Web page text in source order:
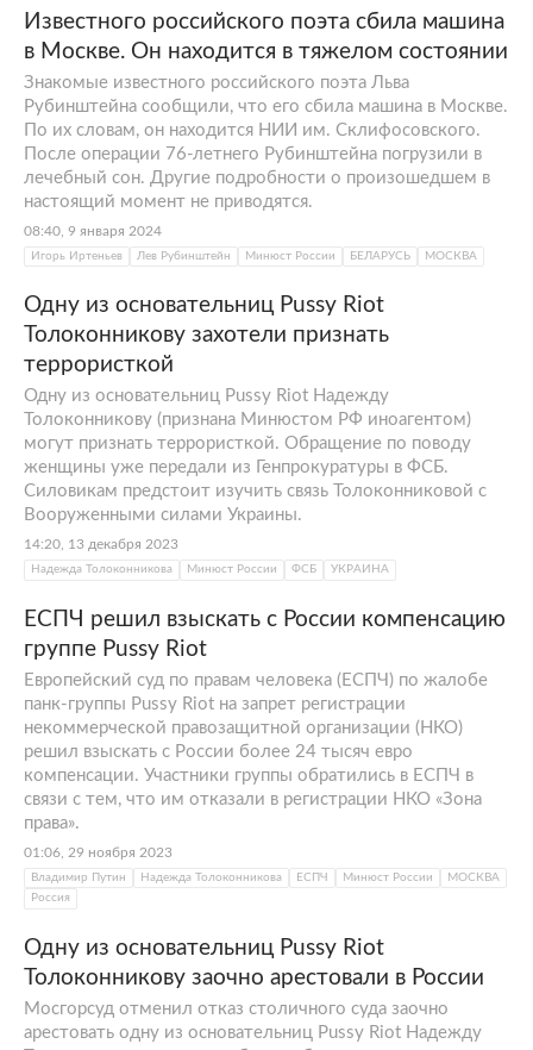
Известного российского поэта сбила машина
в Москве. Он находится в тяжелом состоянии
Знакомые известного российского поэта Льва
Рубинштейна сообщили, что его сбила машина в Москве.
По их словам, он находится НИИ им. Склифосовского.
После операции 76-летнего Рубинштейна погрузили в
лечебный сон. Другие подробности о произошедшем в
настоящий момент не приводятся.
08:40, 9 января 2024
Игорь Иртеньев Лев Рубинштейн Минюст России БЕЛАРУСЬ МОСКВА
Одну из основательниц Pussy Riot
Толоконникову захотели признать
террористкой
Одну из основательниц Pussy Riot Надежду
Толоконникову (признана Минюстом РФ иноагентом)
могут признать террористкой. Обращение по поводу
женщины уже передали из Генпрокуратуры в ФСБ.
Силовикам предстоит изучить связь Толоконниковой с
Вооруженными силами Украины.
14:20, 13 декабря 2023
Надежда Толоконникова Минюст России ФСБ УКРАИНА
ЕСПЧ решил взыскать с России компенсацию
группе Pussy Riot
Европейский суд по правам человека (ЕСПЧ) по жалобе
панк-группы Pussy Riot на запрет регистрации
некоммерческой правозащитной организации (НКО)
решил взыскать с России более 24 тысяч евро
компенсации. Участники группы обратились в ЕСПЧ в
связи с тем, что им отказали в регистрации НКО «Зона
права».
01:06, 29 ноября 2023
Владимир Путин Надежда Толоконникова ЕСПЧ Минюст России
МОСКВА
Россия
Одну из основательниц Pussy Riot
Толоконникову заочно арестовали в России
Мосгорсуд отменил отказ столичного суда заочно
арестовать одну из основательниц Pussy Riot Надежду